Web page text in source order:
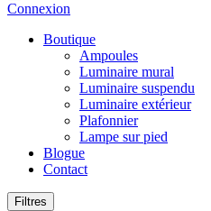
Connexion
Boutique
Ampoules
Luminaire mural
Luminaire suspendu
Luminaire extérieur
Plafonnier
Lampe sur pied
Blogue
Contact
Filtres